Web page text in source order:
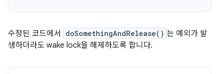
수정된 코드에서 doSomethingAndRelease() 는 예외가 발
생하더라도 wake lock을 해제하도록 합니다.